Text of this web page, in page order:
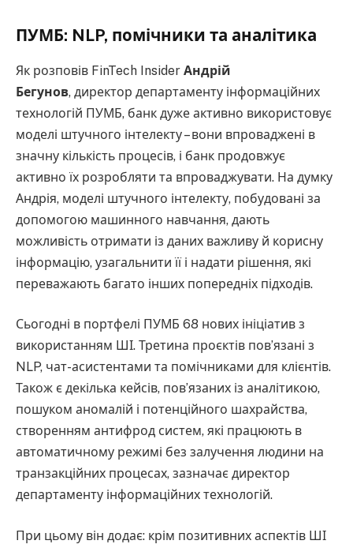
ПУМБ: NLP, помічники та аналітика
Як розповів FinTech Insider Андрій
Бегунов, директор департаменту інформаційних
технологій ПУМБ, банк дуже активно використовує
моделі штучного інтелекту – вони впроваджені в
значну кількість процесів, і банк продовжує
активно їх розробляти та впроваджувати. На думку
Андрія, моделі штучного інтелекту, побудовані за
допомогою машинного навчання, дають
можливість отримати із даних важливу й корисну
інформацію, узагальнити її і надати рішення, які
переважають багато інших попередніх підходів.
Сьогодні в портфелі ПУМБ 68 нових ініціатив з
використанням ШІ. Третина проєктів пов’язані з
NLP, чат-асистентами та помічниками для клієнтів.
Також є декілька кейсів, пов’язаних із аналітикою,
пошуком аномалій і потенційного шахрайства,
створенням антифрод систем, які працюють в
автоматичному режимі без залучення людини на
транзакційних процесах, зазначає директор
департаменту інформаційних технологій.
При цьому він додає: крім позитивних аспектів ШІ